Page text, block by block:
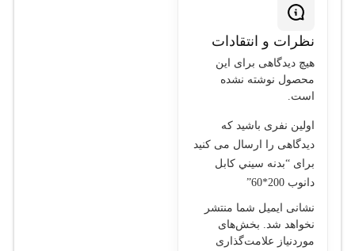
نظرات و انتقادات
هیچ دیدگاهی برای این
محصول نوشته نشده
است.
اولین نفری باشید که
دیدگاهی را ارسال می کنید
برای “بدنه سيني کابل
دانوب 200*60”
نشانی ایمیل شما منتشر
نخواهد شد. بخش‌های
موردنیاز علامت‌گذاری